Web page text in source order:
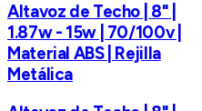
Altavoz de Techo | 8" |
1.87w - 15w | 70/100v |
Material ABS | Rejilla
Metálica